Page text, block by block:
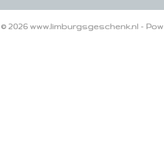
© 2026 www.limburgsgeschenk.nl -